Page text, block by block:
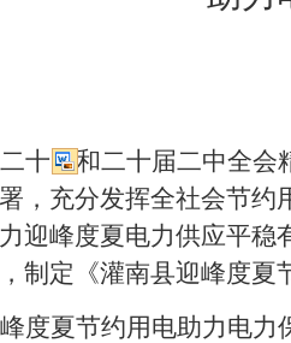
十大和二十届二中全
，充分发挥全社会节
迎峰度夏电力供应平稳
制定《灌南县迎峰度夏
度夏节约用电助力电力